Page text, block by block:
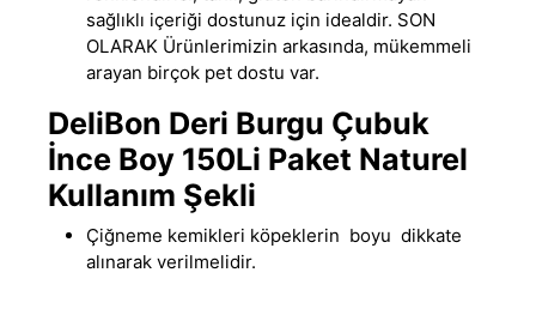
sağlıklı içeriği dostunuz için idealdir. SON
OLARAK Ürünlerimizin arkasında, mükemmeli
arayan birçok pet dostu var.
DeliBon Deri Burgu Çubuk
İnce Boy 150Li Paket Naturel
Kullanım Şekli
Çiğneme kemikleri köpeklerin boyu dikkate
alınarak verilmelidir.